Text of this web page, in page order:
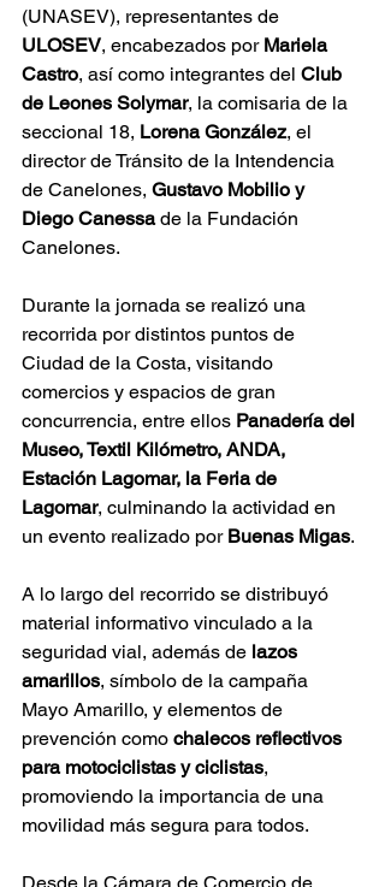
(UNASEV), representantes de
ULOSEV, encabezados por Mariela
Castro, así como integrantes del Club
de Leones Solymar, la comisaria de la
seccional 18, Lorena González, el
director de Tránsito de la Intendencia
de Canelones, Gustavo Mobilio y
Diego Canessa de la Fundación
Canelones.
Durante la jornada se realizó una
recorrida por distintos puntos de
Ciudad de la Costa, visitando
comercios y espacios de gran
concurrencia, entre ellos Panadería del
Museo, Textil Kilómetro, ANDA,
Estación Lagomar, la Feria de
Lagomar, culminando la actividad en
un evento realizado por Buenas Migas.
A lo largo del recorrido se distribuyó
material informativo vinculado a la
seguridad vial, además de lazos
amarillos, símbolo de la campaña
Mayo Amarillo, y elementos de
prevención como chalecos reflectivos
para motociclistas y ciclistas,
promoviendo la importancia de una
movilidad más segura para todos.